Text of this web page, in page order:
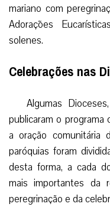
mariano com
Adorações
solenes.
Celebrações nas
Algumas
publicaram o programa
a oração comunitária
paróquias foram
desta forma, a cada
mais importantes da
peregrinação e da